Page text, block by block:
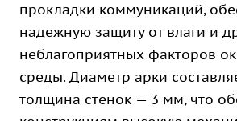
прокладки коммуникаций,
надежную защиту от влаги и
неблагоприятных факторов
среды. Диаметр арки
толщина стенок — 3 мм, что